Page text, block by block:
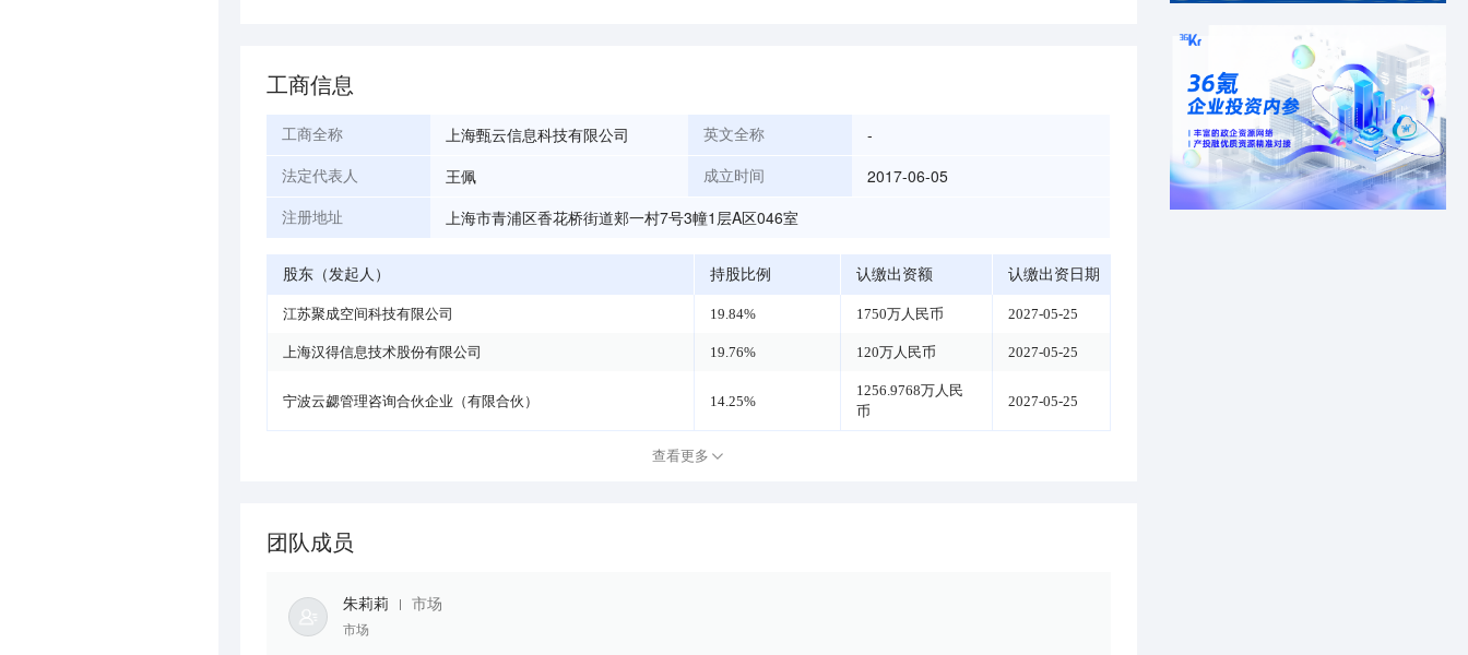
工商信息
工商全称 上海甄云信息科技有限公司 英文全称 -
法定代表人 王佩 成立时间 2017-06-05
注册地址 上海市青浦区香花桥街道郏一村7号3幢1层A区046室
股东（发起人） 持股比例 认缴出资额 认缴出资日期
江苏聚成空间科技有限公司 19.84% 1750万人民币 2027-05-25
上海汉得信息技术股份有限公司 19.76% 120万人民币 2027-05-25
宁波云勰管理咨询合伙企业（有限合伙） 14.25%
1256.9768万人民
币
2027-05-25
查看更多
团队成员
朱莉莉 市场
市场